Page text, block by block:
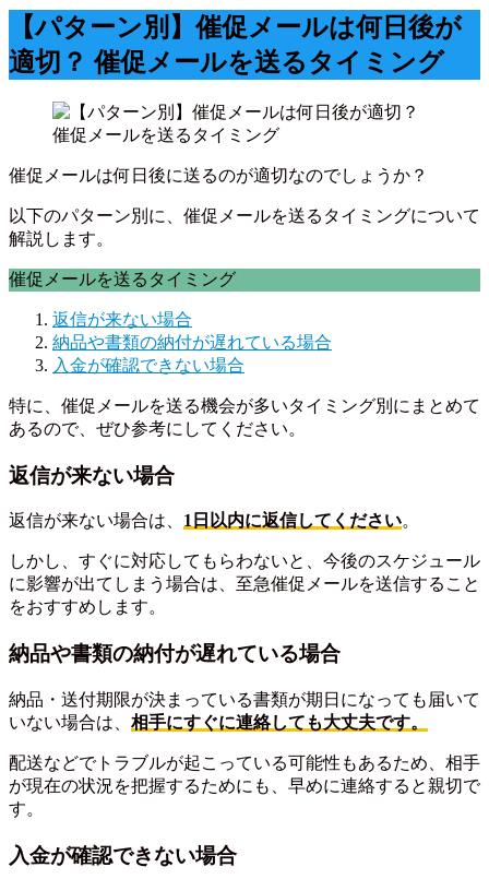
【パターン別】催促メールは何日後が
適切？ 催促メールを送るタイミング
催促メールは何日後に送るのが適切なのでしょうか？
以下のパターン別に、催促メールを送るタイミングについて
解説します。
催促メールを送るタイミング
返信が来ない場合
納品や書類の納付が遅れている場合
入金が確認できない場合
特に、催促メールを送る機会が多いタイミング別にまとめて
あるので、ぜひ参考にしてください。
返信が来ない場合
返信が来ない場合は、 1日以内に返信してください。
しかし、すぐに対応してもらわないと、今後のスケジュール
に影響が出てしまう場合は、至急催促メールを送信すること
をおすすめします。
納品や書類の納付が遅れている場合
納品・送付期限が決まっている書類が期日になっても届いて
いない場合は、 相手にすぐに連絡しても大丈夫です。
配送などでトラブルが起こっている可能性もあるため、相手
が現在の状況を把握するためにも、早めに連絡すると親切で
す。
入金が確認できない場合